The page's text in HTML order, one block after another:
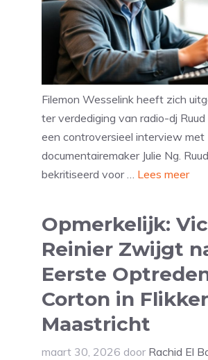
Filemon Wesselink heeft zich
ter verdediging van radio-dj
een controversieel interview met
documentairemaker Julie Ng.
bekritiseerd voor … Lees meer
Opmerkelijk:
Reinier Zwijgt
Eerste
Corton in
Maastricht
maart 30, 2026 door Rachid El